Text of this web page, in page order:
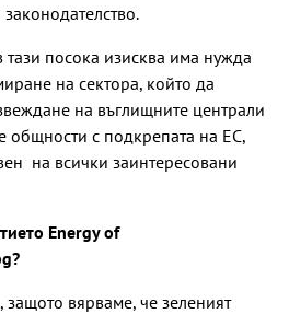
посока изисква има нужда
на сектора, който да
на въглищните централи
общности с подкрепата на ЕС,
на всички заинтересовани
Energy of
вярваме, че зеленият